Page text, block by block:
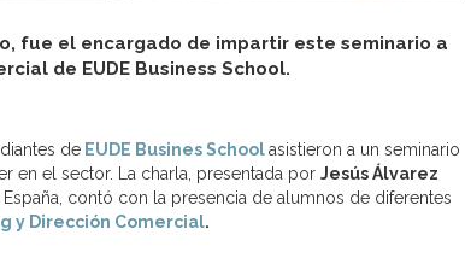
fue el encargado de impartir este seminario a
de EUDE Business School.
de EUDE Busines Schoolasistieron a un seminario
en el sector. La charla, presentada por Jesús Álvarez
contó con la presencia de alumnos de diferentes
y Dirección Comercial.